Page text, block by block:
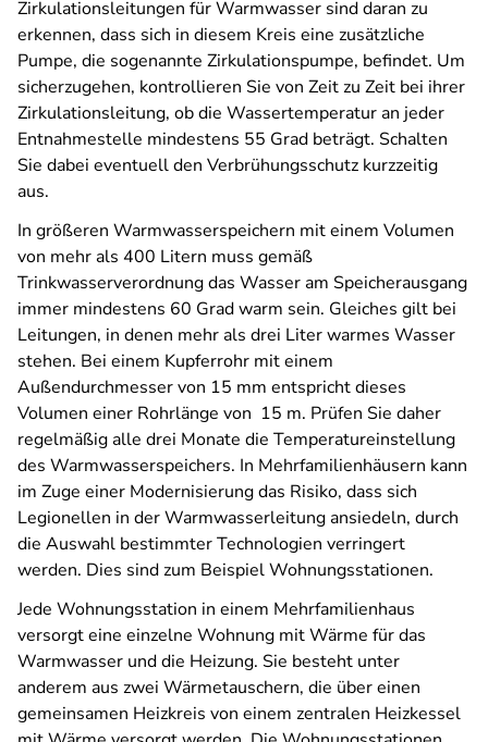
Zirkulationsleitungen für Warmwasser sind daran zu
erkennen, dass sich in diesem Kreis eine zusätzliche
Pumpe, die sogenannte Zirkulationspumpe, befindet. Um
sicherzugehen, kontrollieren Sie von Zeit zu Zeit bei ihrer
Zirkulationsleitung, ob die Wassertemperatur an jeder
Entnahmestelle mindestens 55 Grad beträgt. Schalten
Sie dabei eventuell den Verbrühungsschutz kurzzeitig
aus.
In größeren Warmwasserspeichern mit einem Volumen
von mehr als 400 Litern muss gemäß
Trinkwasserverordnung das Wasser am Speicherausgang
immer mindestens 60 Grad warm sein. Gleiches gilt bei
Leitungen, in denen mehr als drei Liter warmes Wasser
stehen. Bei einem Kupferrohr mit einem
Außendurchmesser von 15 mm entspricht dieses
Volumen einer Rohrlänge von 15 m. Prüfen Sie daher
regelmäßig alle drei Monate die Temperatureinstellung
des Warmwasserspeichers. In Mehrfamilienhäusern kann
im Zuge einer Modernisierung das Risiko, dass sich
Legionellen in der Warmwasserleitung ansiedeln, durch
die Auswahl bestimmter Technologien verringert
werden. Dies sind zum Beispiel Wohnungsstationen.
Jede Wohnungsstation in einem Mehrfamilienhaus
versorgt eine einzelne Wohnung mit Wärme für das
Warmwasser und die Heizung. Sie besteht unter
anderem aus zwei Wärmetauschern, die über einen
gemeinsamen Heizkreis von einem zentralen Heizkessel